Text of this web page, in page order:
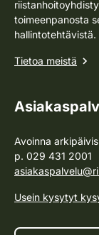
toimeenpanosta
hallintotehtävistä.
Tietoa meistä
Avoinna
p. 029 431 2001
Usein kysytyt